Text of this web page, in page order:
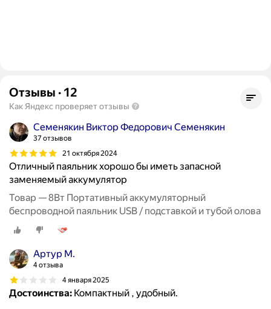
Отзывы · 12
Как Яндекс проверяет отзывы
Семенякин Виктор Федорович Семенякин
37 отзывов
21 октября 2024
Отличный паяльник хорошо бы иметь запасной
заменяемый аккумулятор
Товар — 8Вт Портативный аккумуляторный
беспроводной паяльник USB / подставкой и тубой олова
Артур М.
4 отзыва
4 января 2025
Достоинства: Компактный , удобный.